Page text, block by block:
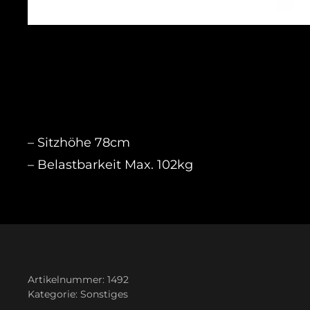
– Sitzhöhe 78cm
– Belastbarkeit Max. 102kg
Artikelnummer: 1492
Kategorie: Sonstiges